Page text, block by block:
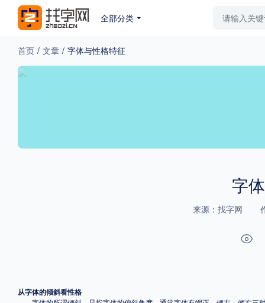
全部分类
外观
格式
首页 / 文章 / 字体与性格特征
字
来源：找字网
从字体的倾斜看性格